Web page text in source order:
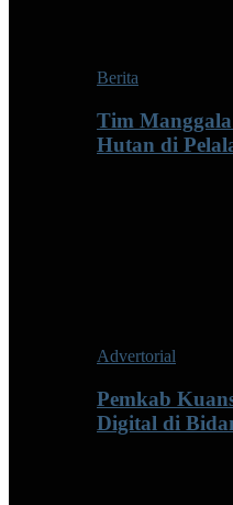
Berita
Tim
Hutan di
Advertorial
Pemkab
Digital di